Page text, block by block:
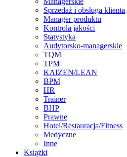
Sprzedaż i obsługa klienta
Manager produktu
Kontrola jakości
Statystyka
Audytorsko-managerskie
TQM
TPM
KAIZEN/LEAN
BPM
HR
Trainer
BHP
Prawne
Hotel/Restauracja/Fitness
Medyczne
Inne
Książki